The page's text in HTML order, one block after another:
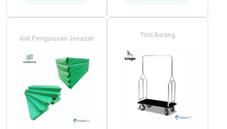
Alat Pengurusan Jenazah Troli Barang